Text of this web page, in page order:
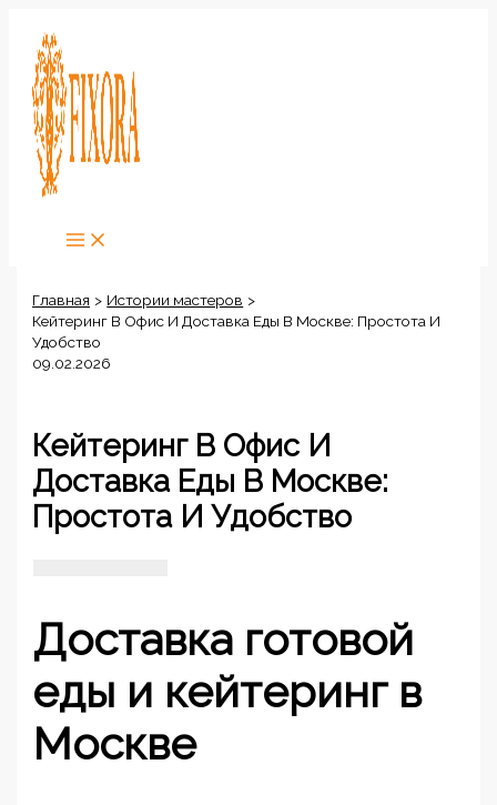
содержимому
Главная
Истории мастеров
Кейтеринг В Офис И Доставка Еды В Москве: Простота И
Удобство
09.02.2026
Кейтеринг В Офис И
Доставка Еды В Москве:
Простота И Удобство
Доставка готовой
еды и кейтеринг в
Москве